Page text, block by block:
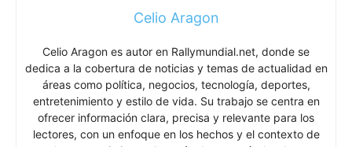
Celio Aragon
Celio Aragon es autor en Rallymundial.net, donde se
dedica a la cobertura de noticias y temas de actualidad en
áreas como política, negocios, tecnología, deportes,
entretenimiento y estilo de vida. Su trabajo se centra en
ofrecer información clara, precisa y relevante para los
lectores, con un enfoque en los hechos y el contexto de